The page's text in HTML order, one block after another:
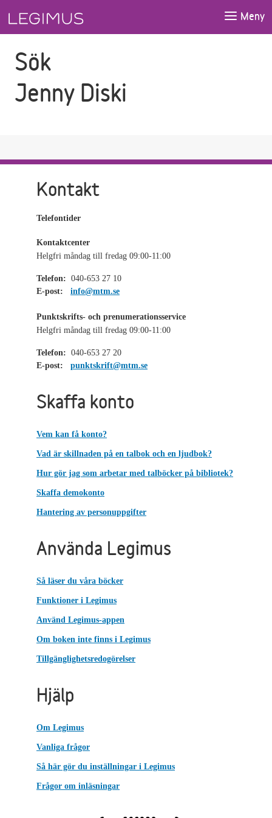
Meny
Sök
Jenny Diski
Kontakt
Telefontider
Kontaktcenter
Helgfri måndag till fredag 09:00-11:00
Telefon: 040-653 27 10
E-post:
info@mtm.se
Punktskrifts- och prenumerationsservice
Helgfri måndag till fredag 09:00-11:00
Telefon: 040-653 27 20
E-post:
punktskrift@mtm.se
Skaffa konto
Vem kan få konto?
Vad är skillnaden på en talbok och en ljudbok?
Hur gör jag som arbetar med talböcker på bibliotek?
Skaffa demokonto
Hantering av personuppgifter
Använda Legimus
Så läser du våra böcker
Funktioner i Legimus
Använd Legimus-appen
Om boken inte finns i Legimus
Tillgänglighetsredogörelser
Hjälp
Om Legimus
Vanliga frågor
Så här gör du inställningar i Legimus
Frågor om inläsningar